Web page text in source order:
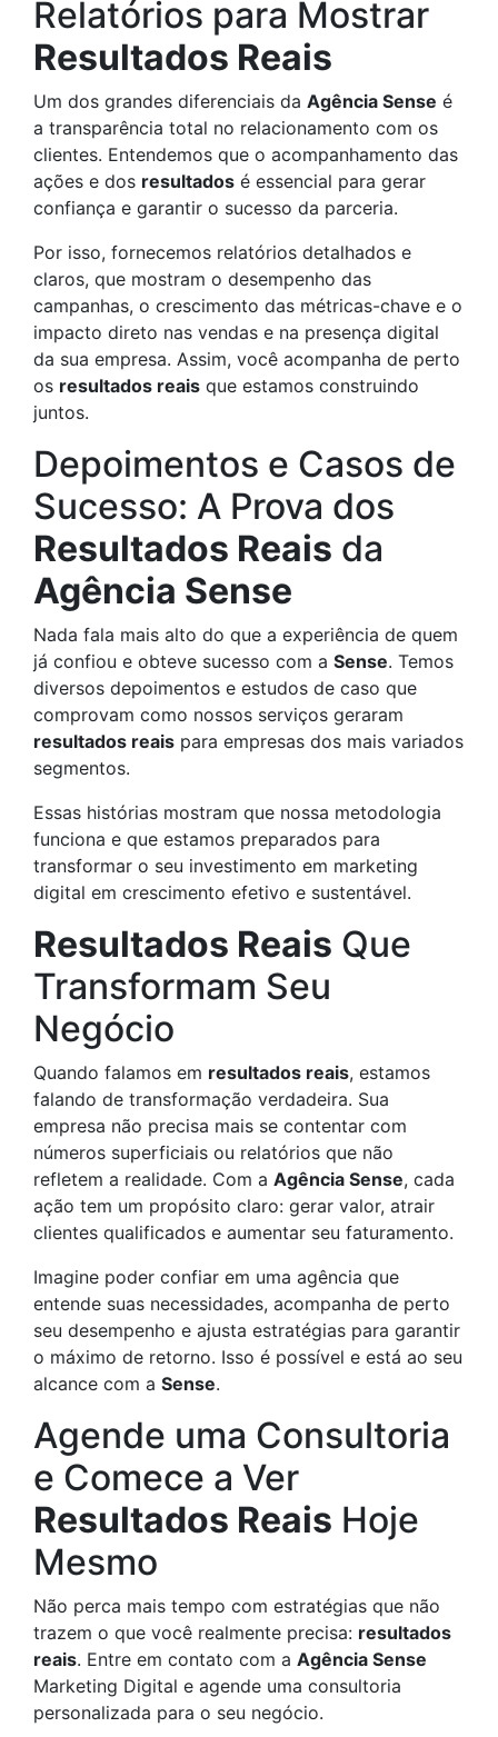
Relatórios para Mostrar
Resultados Reais
Um dos grandes diferenciais da Agência Sense é
a transparência total no relacionamento com os
clientes. Entendemos que o acompanhamento das
ações e dos resultados é essencial para gerar
confiança e garantir o sucesso da parceria.
Por isso, fornecemos relatórios detalhados e
claros, que mostram o desempenho das
campanhas, o crescimento das métricas-chave e o
impacto direto nas vendas e na presença digital
da sua empresa. Assim, você acompanha de perto
os resultados reais que estamos construindo
juntos.
Depoimentos e Casos de
Sucesso: A Prova dos
Resultados Reais da
Agência Sense
Nada fala mais alto do que a experiência de quem
já confiou e obteve sucesso com a Sense. Temos
diversos depoimentos e estudos de caso que
comprovam como nossos serviços geraram
resultados reais para empresas dos mais variados
segmentos.
Essas histórias mostram que nossa metodologia
funciona e que estamos preparados para
transformar o seu investimento em marketing
digital em crescimento efetivo e sustentável.
Resultados Reais Que
Transformam Seu
Negócio
Quando falamos em resultados reais, estamos
falando de transformação verdadeira. Sua
empresa não precisa mais se contentar com
números superficiais ou relatórios que não
refletem a realidade. Com a Agência Sense, cada
ação tem um propósito claro: gerar valor, atrair
clientes qualificados e aumentar seu faturamento.
Imagine poder confiar em uma agência que
entende suas necessidades, acompanha de perto
seu desempenho e ajusta estratégias para garantir
o máximo de retorno. Isso é possível e está ao seu
alcance com a Sense.
Agende uma Consultoria
e Comece a Ver
Resultados Reais Hoje
Mesmo
Não perca mais tempo com estratégias que não
trazem o que você realmente precisa: resultados
reais. Entre em contato com a Agência Sense
Marketing Digital e agende uma consultoria
personalizada para o seu negócio.